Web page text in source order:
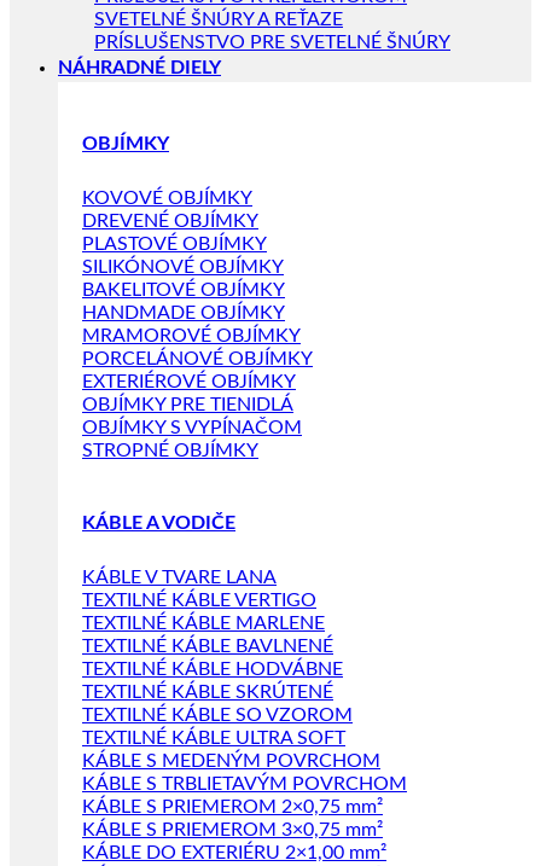
SVETELNÉ ŠNÚRY A REŤAZE
PRÍSLUŠENSTVO PRE SVETELNÉ ŠNÚRY
NÁHRADNÉ DIELY
OBJÍMKY
KOVOVÉ OBJÍMKY
DREVENÉ OBJÍMKY
PLASTOVÉ OBJÍMKY
SILIKÓNOVÉ OBJÍMKY
BAKELITOVÉ OBJÍMKY
HANDMADE OBJÍMKY
MRAMOROVÉ OBJÍMKY
PORCELÁNOVÉ OBJÍMKY
EXTERIÉROVÉ OBJÍMKY
OBJÍMKY PRE TIENIDLÁ
OBJÍMKY S VYPÍNAČOM
STROPNÉ OBJÍMKY
KÁBLE A VODIČE
KÁBLE V TVARE LANA
TEXTILNÉ KÁBLE VERTIGO
TEXTILNÉ KÁBLE MARLENE
TEXTILNÉ KÁBLE BAVLNENÉ
TEXTILNÉ KÁBLE HODVÁBNE
TEXTILNÉ KÁBLE SKRÚTENÉ
TEXTILNÉ KÁBLE SO VZOROM
TEXTILNÉ KÁBLE ULTRA SOFT
KÁBLE S MEDENÝM POVRCHOM
KÁBLE S TRBLIETAVÝM POVRCHOM
KÁBLE S PRIEMEROM 2×0,75 mm²
KÁBLE S PRIEMEROM 3×0,75 mm²
KÁBLE DO EXTERIÉRU 2×1,00 mm²